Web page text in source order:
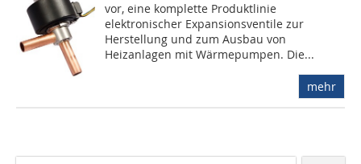
vor, eine komplette Produktlinie
elektronischer Expansionsventile zur
Herstellung und zum Ausbau von
Heizanlagen mit Wärmepumpen. Die...
mehr